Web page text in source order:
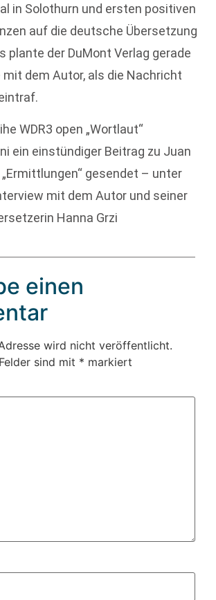
in Solothurn und ersten positiven
auf die deutsche Übersetzung
plante der DuMont Verlag gerade
mit dem Autor, als die Nachricht
WDR3 open „Wortlaut“
ein einstündiger Beitrag zu Juan
gesendet – unter
mit dem Autor und seiner
Hanna Grzi
einen
wird nicht veröffentlicht.
sind mit * markiert